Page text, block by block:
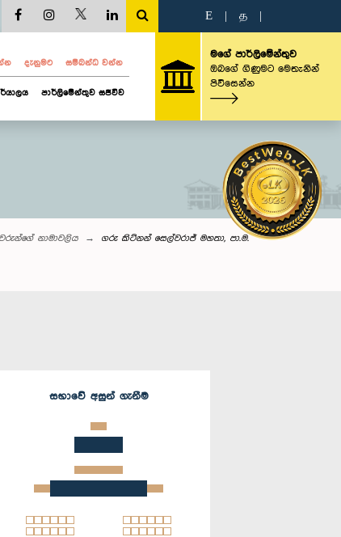
E த
දැනුමට සම්බන්ධ වන්න
පාර්ලිමේන්තුව සජීවීව
මගේ පාර්ලිමේන්තුව
ඔබගේ ගිණුමට මෙතැනින්
පිවිසෙන්න
නාමාවලිය ගරු කිට්නන් සෙල්වරාජ් මහතා, පා.ම.
සභාවේ අසුන් ගැනීම